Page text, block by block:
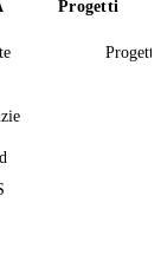
Progetti
Progetti